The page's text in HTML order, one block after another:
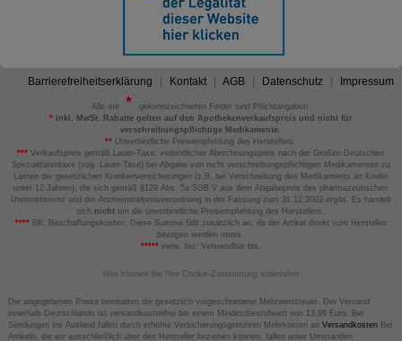
Barrierefreiheitserklärung Kontakt AGB Datenschutz Impressum
Alle mit
gekennzeichneten Felder sind Pflichtangaben.
*inkl. MwSt. Rabatte gelten auf den Apothekenverkaufspreis und nicht für
verschreibungspflichtige Medikamente.
** Unverbindliche Preisempfehlung des Herstellers.
*** Verkaufspreis gemäß Lauer-Taxe; verbindlicher Abrechnungspreis nach der Großen Deutschen
Spezialitätentaxe (sog. Lauer-Taxe) bei Abgabe von nicht verschreibungspflichtigen Medikamenten zu
Lasten der gesetzlichen Krankenversicherungen (z.B. bei Verschreibung des Medikaments an Kinder
unter 12 Jahren), die sich gemäß §129 Abs. 5a SGB V aus dem Abgabepreis des pharmazeutischen
Unternehmens und der Arzneimittelpreisverordnung in der Fassung zum 31.12.2003 ergibt. Es handelt
sich nicht um die unverbindliche Preisempfehlung des Herstellers.
****BK: Beschaffungskosten. Diese Summe fällt zusätzlich an, da der Artikel direkt vom Hersteller
bezogen werden muss.
*****verw. bis: Verwendbar bis.
Hier können Sie Ihre Cookie-Zustimmung widerrufen
Die angegebenen Preise beinhalten die gesetzlich vorgeschriebene Mehrwertsteuer. Der Versand
innerhalb Deutschlands ist versandkostenfrei bei einem Mindestbestellwert von 13,99 Euro. Bei
Sendungen ins Ausland fallen durch erhöhte Versicherungsgebühren Mehrkosten an VersandkostenBei
Artikeln, die wir ausschließlich über den Hersteller beziehen können, fallen unter Umständen